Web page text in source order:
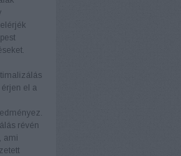
érjen el a
révén
ami